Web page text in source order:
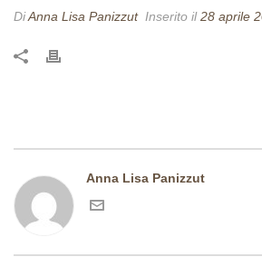
DiAnna Lisa Panizzut Inserito il28 aprile
Anna Lisa Panizzut